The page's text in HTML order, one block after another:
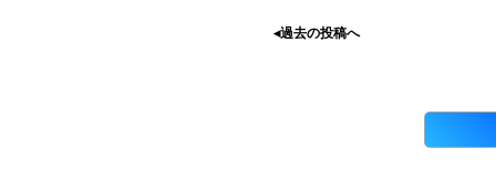
◂過去の投稿へ